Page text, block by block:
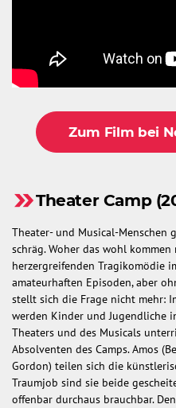
Zum Film bei
Theater Camp
Theater- und Musical-Menschen
schräg. Woher das wohl kommen
herzergreifenden Tragikomödie
amateurhaften Episoden, aber
stellt sich die Frage nicht mehr:
werden Kinder und Jugendliche
Theaters und des Musicals
Absolventen des Camps. Amos
Gordon) teilen sich die
Traumjob sind sie beide
offenbar durchaus brauchbar.